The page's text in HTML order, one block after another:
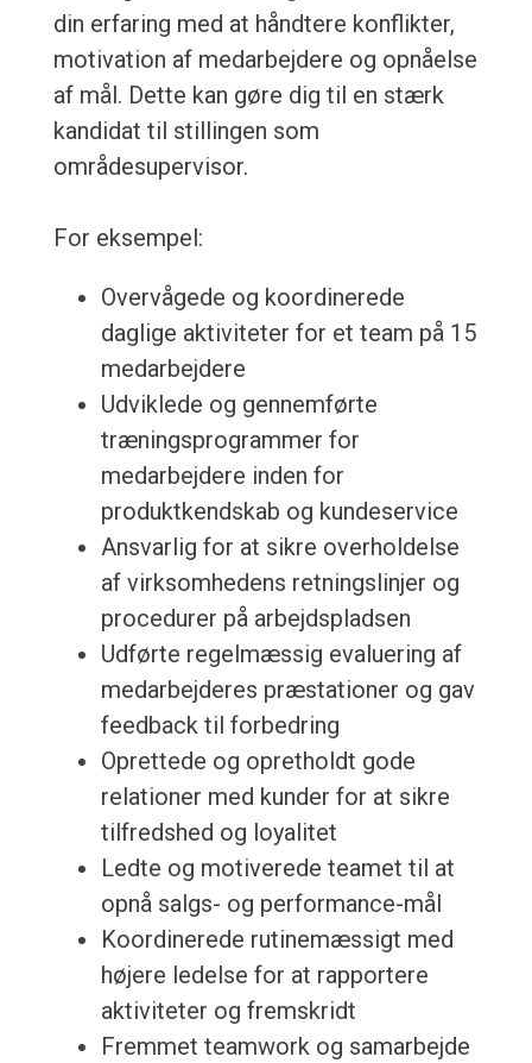
din erfaring med at håndtere konflikter,
motivation af medarbejdere og opnåelse
af mål. Dette kan gøre dig til en stærk
kandidat til stillingen som
områdesupervisor.
For eksempel:
Overvågede og koordinerede
daglige aktiviteter for et team på 15
medarbejdere
Udviklede og gennemførte
træningsprogrammer for
medarbejdere inden for
produktkendskab og kundeservice
Ansvarlig for at sikre overholdelse
af virksomhedens retningslinjer og
procedurer på arbejdspladsen
Udførte regelmæssig evaluering af
medarbejderes præstationer og gav
feedback til forbedring
Oprettede og opretholdt gode
relationer med kunder for at sikre
tilfredshed og loyalitet
Ledte og motiverede teamet til at
opnå salgs- og performance-mål
Koordinerede rutinemæssigt med
højere ledelse for at rapportere
aktiviteter og fremskridt
Fremmet teamwork og samarbejde